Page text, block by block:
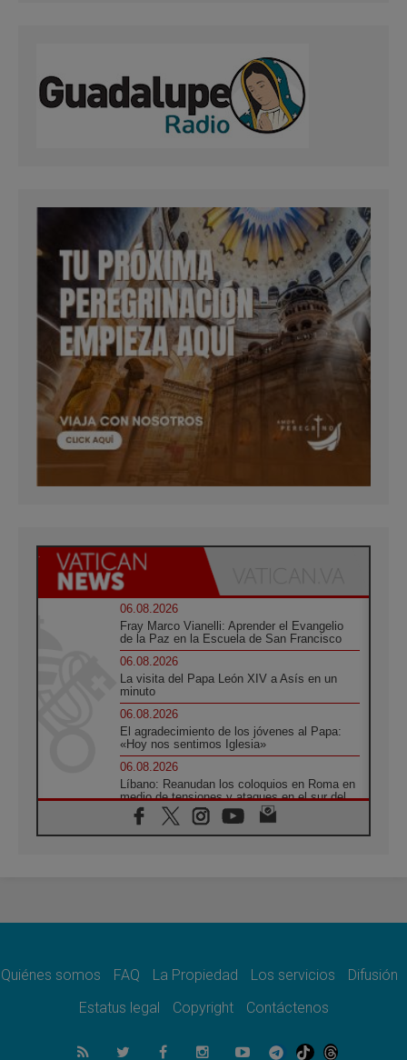
06.08.2026
Fray Marco Vianelli: Aprender el Evangelio
de la Paz en la Escuela de San Francisco
06.08.2026
La visita del Papa León XIV a Asís en un
minuto
06.08.2026
El agradecimiento de los jóvenes al Papa:
«Hoy nos sentimos Iglesia»
06.08.2026
Líbano: Reanudan los coloquios en Roma en
medio de tensiones y ataques en el sur del
país
06.08.2026
noticia para todo el Uruguay
León XIV: La revolución del Evangelio
derriba los muros que separan
06.08.2026
Quiénes somos FAQ La Propiedad Los servicios
Difusión
Estatus legal
Copyright Contáctenos